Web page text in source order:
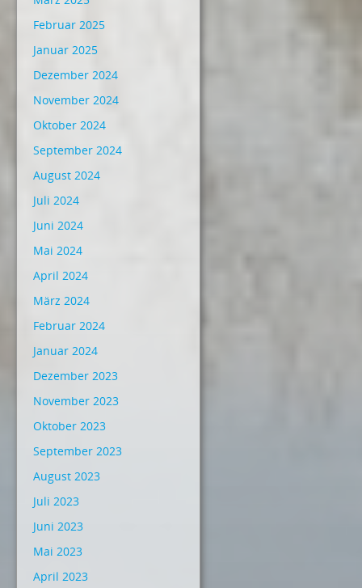
Februar 2025
Januar 2025
Dezember 2024
November 2024
Oktober 2024
September 2024
August 2024
Juli 2024
Juni 2024
Mai 2024
April 2024
März 2024
Februar 2024
Januar 2024
Dezember 2023
November 2023
Oktober 2023
September 2023
August 2023
Juli 2023
Juni 2023
Mai 2023
April 2023